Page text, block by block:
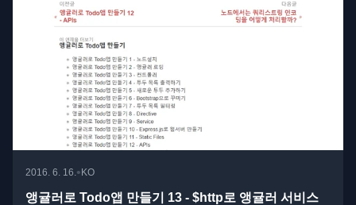
2016. 6. 16. •KO
앵귤러로 Todo앱 만들기 13 - $http로 앵귤러 서비스